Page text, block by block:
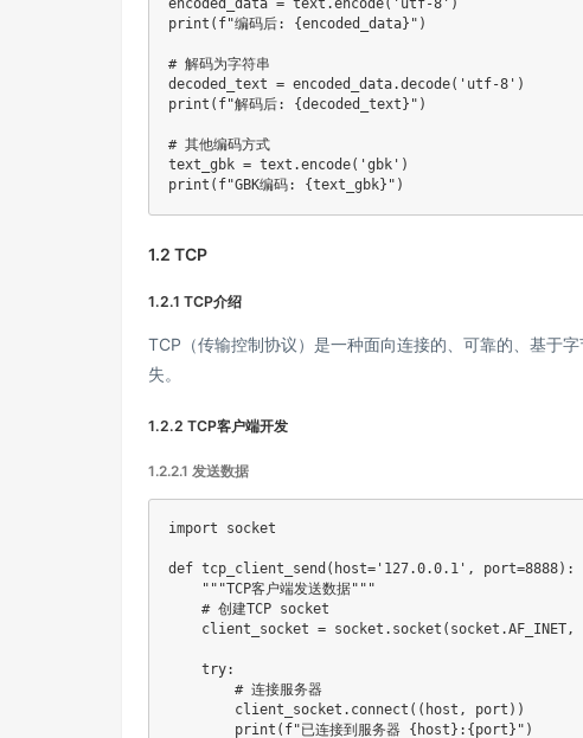
encoded_data = text .encode( 'utf-8' )
print ( f"编码后: {encoded_data} " )
# 解码为字符串
decoded_text = encoded_data.decode( 'utf-8' )
print ( f"解码后: {decoded_text } " )
# 其他编码方式
text_gbk = text .encode( 'gbk' )
print ( f"GBK编码: {text_gbk} " )
1.2 TCP
1.2.1 TCP介绍
TCP（传输控制协议）是一种面向连接的、可靠的、基于
失。
1.2.2 TCP客户端开发
1.2.2.1 发送数据
import socket
def tcp_client_send ( host= '127.0.0.1' , port=8888) :
"""TCP客户端发送数据"""
# 创建TCP socket
    client_socket
= socket . socket ( socket .AF_INET,
try:
# 连接服务器
        client_socket
. connect ( ( host , port ) )
print ( f"已连接到服务器 { host } : { port } " )